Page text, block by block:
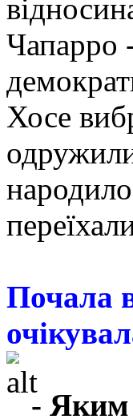
Чапарро
Хосе
Почала
- Яким